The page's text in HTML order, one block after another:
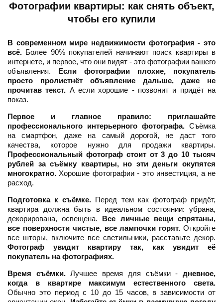
Фотографии квартиры: как снять объект,
чтобы его купили
В современном мире недвижимости фотография - это
всё. Более 90% покупателей начинают поиск квартиры в
интернете, и первое, что они видят - это фотографии вашего
объявления. Если фотографии плохие, покупатель
просто пролистнёт объявление дальше, даже не
прочитав текст. А если хорошие - позвонит и придёт на
показ.
Первое и главное правило: приглашайте
профессионального интерьерного фотографа. Съёмка
на смартфон, даже на самый дорогой, не даст того
качества, которое нужно для продажи квартиры.
Профессиональный фотограф стоит от 3 до 10 тысяч
рублей за съёмку квартиры, но эти деньги окупятся
многократно. Хорошие фотографии - это инвестиция, а не
расход.
Подготовка к съёмке. Перед тем как фотограф придёт,
квартира должна быть в идеальном состоянии: убрана,
декорирована, освещена. Все личные вещи спрятаны,
все поверхности чистые, все лампочки горят. Откройте
все шторы, включите все светильники, расставьте декор.
Фотограф увидит квартиру так, как увидит её
покупатель на фотографиях.
Время съёмки.Лучшее время для съёмки -дневное,
когда в квартире максимум естественного света.
Обычно это период с 10 до 15 часов, в зависимости от